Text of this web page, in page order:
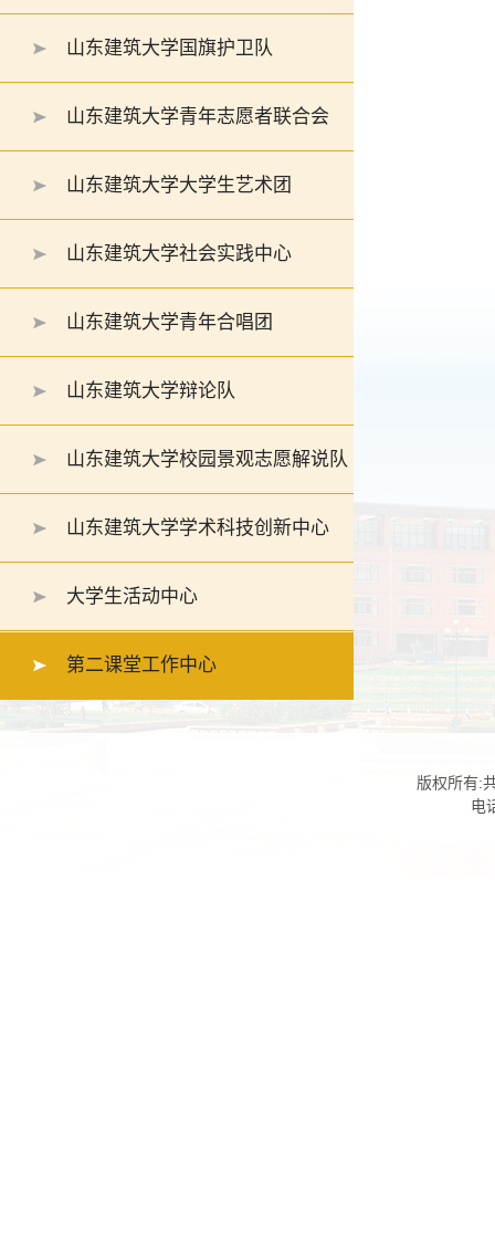
山东建筑大学国旗护卫队
山东建筑大学青年志愿者联合会
山东建筑大学大学生艺术团
山东建筑大学社会实践中心
山东建筑大学青年合唱团
山东建筑大学辩论队
山东建筑大学校园景观志愿解说队
山东建筑大学学术科技创新中心
大学生活动中心
第二课堂工作中心
版权所有:
电